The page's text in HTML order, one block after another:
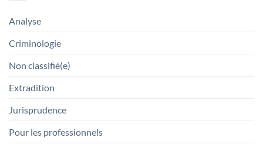
Analyse
Criminologie
Non classifié(e)
Extradition
Jurisprudence
Pour les professionnels